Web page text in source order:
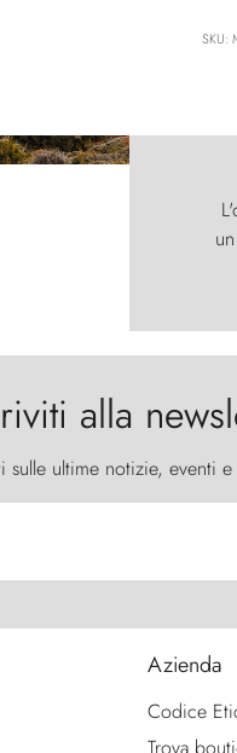
SKU:
alla
sulle ultime notizie, eventi
Azienda
Codice